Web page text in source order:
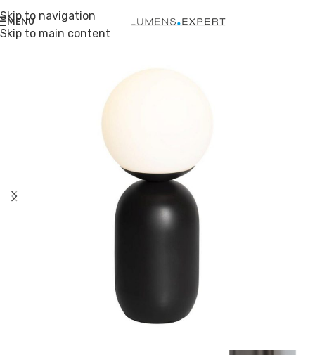
Skip to navigation
Skip to main content
MENU